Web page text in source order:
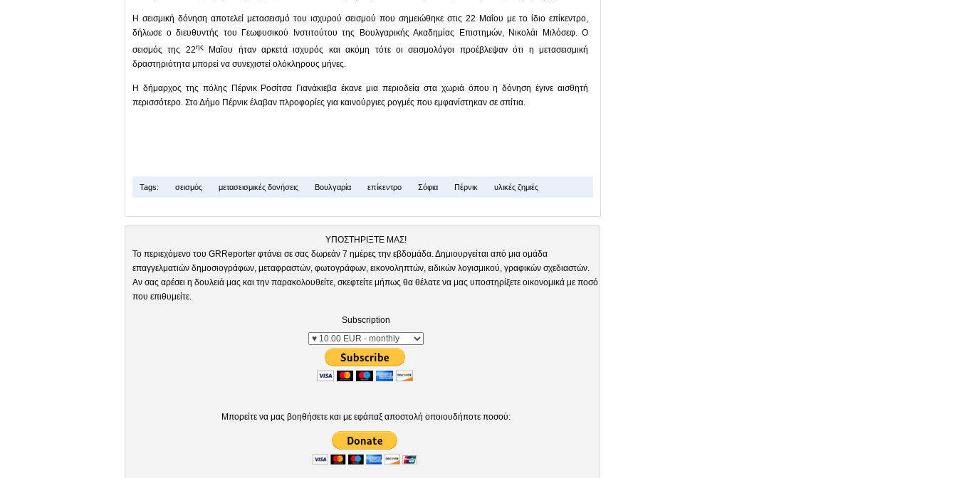
Η σεισμική δόνηση αποτελεί μετασεισμό του ισχυρού σεισμού που σημειώθηκε στις 22 Μαΐου με το ίδιο επίκεντρο,
δήλωσε ο διευθυντής του Γεωφυσικού Ινστιτούτου της Βουλγαρικής Ακαδημίας Επιστημών, Νικολάι Μιλόσεφ. Ο
σεισμός της 22ηςΜαΐου ήταν αρκετά ισχυρός και ακόμη τότε оι σεισμολόγοι προέβλεψαν ότι η μετασεισμική
δραστηριότητα μπορεί να συνεχιστεί ολόκληρους μήνες.
Η δήμαρχος της πόλης Πέρνικ Ροσίτσα Γιανάκιεβα έκανε μια περιοδεία στα χωριά όπου η δόνηση έγινε αισθητή
περισσότερο. Στο Δήμο Πέρνικ έλαβαν πλροφορίες για καινούργιες ρογμές που εμφανίστηκαν σε σπίτια.
Tags: σεισμός μετασεισμικές δονήσεις Βουλγαρία επίκεντρο Σόφια Πέρνικ υλικές ζημιές
ΥΠΟΣΤΗΡΙΞΤΕ ΜΑΣ!
Το περιεχόμενο του GRReporter φτάνει σε σας δωρεάν 7 ημέρες την εβδομάδα. Δημιουργείται από μια ομάδα
επαγγελματιών δημοσιογράφων, μεταφραστών, φωτογράφων, εικονοληπτών, ειδικών λογισμικού, γραφικών σχεδιαστών.
Αν σας αρέσει η δουλειά μας και την παρακολουθείτε, σκεφτείτε μήπως θα θέλατε να μας υποστηρίξετε οικονομικά με ποσό
που επιθυμείτε.
Subscription
Μπορείτε να μας βοηθήσετε και με εφάπαξ αποστολή οποιουδήποτε ποσού: